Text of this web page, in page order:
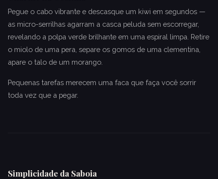
Pegue o cabo vibrante e descasque um kiwi em segundos —
as micro-serrilhas agarram a casca peluda sem escorregar,
revelando a polpa verde brilhante em uma espiral limpa. Retire
o miolo de uma pera, separe os gomos de uma clementina,
apare o talo de um morango.
Pequenas tarefas merecem uma faca que faça você sorrir
toda vez que a pegar.
Simplicidade da Saboia